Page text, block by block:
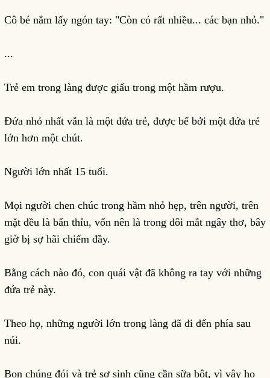
Cô bé nắm lấy ngón tay: "Còn có rất nhiều... các bạn nhỏ."
...
Trẻ em trong làng được giấu trong một hầm rượu.
Đứa nhỏ nhất vẫn là một đứa trẻ, được bế bởi một đứa trẻ
lớn hơn một chút.
Người lớn nhất 15 tuổi.
Mọi người chen chúc trong hầm nhỏ hẹp, trên người, trên
mặt đều là bẩn thỉu, vốn nên là trong đôi mắt ngây thơ, bây
giờ bị sợ hãi chiếm đầy.
Bằng cách nào đó, con quái vật đã không ra tay với những
đứa trẻ này.
Theo họ, những người lớn trong làng đã đi đến phía sau
núi.
Bọn chúng đói và trẻ sơ sinh cũng cần sữa bột, vì vậy họ